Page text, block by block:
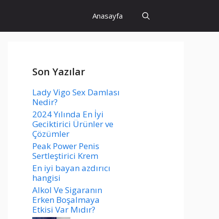
Anasayfa
Son Yazılar
Lady Vigo Sex Damlası
Nedir?
2024 Yılında En İyi
Geciktirici Ürünler ve
Çözümler
Peak Power Penis
Sertleştirici Krem
En iyi bayan azdırıcı
hangisi
Alkol Ve Sigaranın
Erken Boşalmaya
Etkisi Var Mıdır?